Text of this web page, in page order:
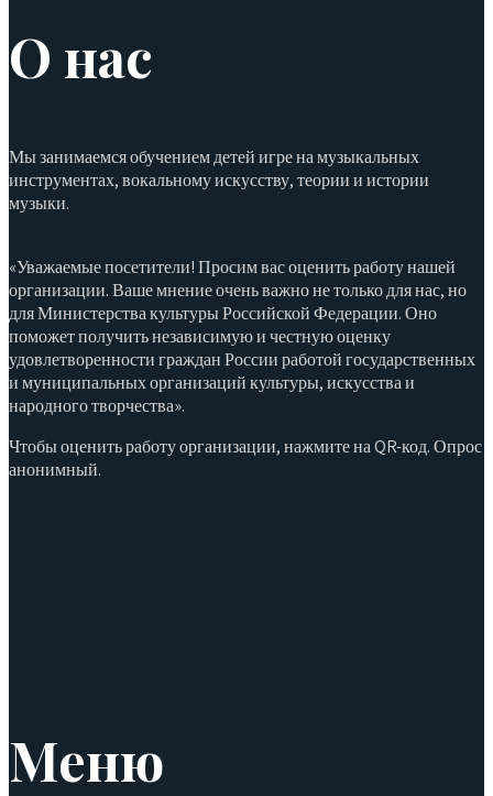
О нас
Мы занимаемся обучением детей игре на музыкальных
инструментах, вокальному искусству, теории и истории
музыки.
«Уважаемые посетители! Просим вас оценить работу нашей
организации. Ваше мнение очень важно не только для нас, но
для Министерства культуры Российской Федерации. Оно
поможет получить независимую и честную оценку
удовлетворенности граждан России работой государственных
и муниципальных организаций культуры, искусства и
народного творчества».
Чтобы оценить работу организации, нажмите на QR-код. Опрос
анонимный.
Меню